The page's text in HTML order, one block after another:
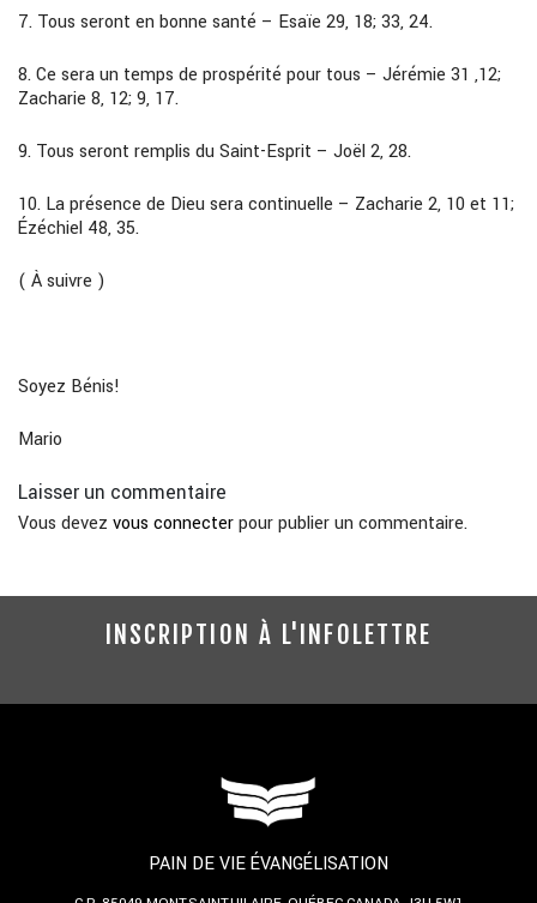
7. Tous seront en bonne santé – Esaïe 29, 18; 33, 24.
8.Ce sera un temps de prospérité pour tous – Jérémie 31 ,12;
Zacharie 8, 12; 9, 17.
9. Tous seront remplis du Saint-Esprit – Joël 2, 28.
10. La présence de Dieu sera continuelle – Zacharie 2, 10 et 11;
Ézéchiel 48,35.
( À suivre )
Soyez Bénis!
Mario
Laisser un commentaire
Vous devez vous connecterpour publier un commentaire.
INSCRIPTION À L'INFOLETTRE
PAIN DE VIE ÉVANGÉLISATION